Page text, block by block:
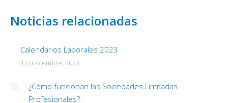
Noticias relacionadas
Calendarios Laborales 2023
17 noviembre, 2022
¿Cómo funcionan las Sociedades Limitadas
Profesionales?